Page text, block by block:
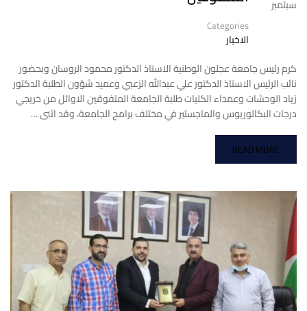
سبتمبر
Categories
الاخبار
كرم رئيس جامعة عجلون الوطنية الاستاذ الدكتور محمود الروسان وبحضور
نائب الرئيس الاستاذ الدكتور علي عبدالله الزعبي وعميد شؤون الطلبة الدكتور
زياد الوحشات وعمداء الكليات طلبة الجامعة المتفوقين الاوائل من خريجي
درجات البكالوريوس والماجستير في مختلف برامج الجامعة، وقد اثنى …
READ MORE